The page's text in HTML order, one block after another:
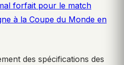
forfait pour le match
à la Coupe du Monde en
des spécifications des